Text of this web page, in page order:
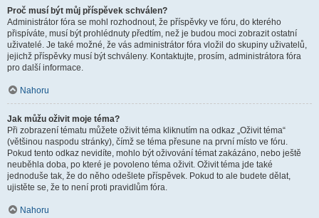
Proč musí být můj příspěvek schválen?
Administrátor fóra se mohl rozhodnout, že příspěvky ve fóru, do kterého
přispíváte, musí být prohlédnuty předtím, než je budou moci zobrazit ostatní
uživatelé. Je také možné, že vás administrátor fóra vložil do skupiny uživatelů,
jejichž příspěvky musí být schváleny. Kontaktujte, prosím, administrátora fóra
pro další informace.
Nahoru
Jak můžu oživit moje téma?
Při zobrazení tématu můžete oživit téma kliknutím na odkaz „Oživit téma“
(většinou naspodu stránky), čímž se téma přesune na první místo ve fóru.
Pokud tento odkaz nevidíte, mohlo být oživování témat zakázáno, nebo ještě
neuběhla doba, po které je povoleno téma oživit. Oživit téma jde také
jednoduše tak, že do něho odešlete příspěvek. Pokud to ale budete dělat,
ujistěte se, že to není proti pravidlům fóra.
Nahoru